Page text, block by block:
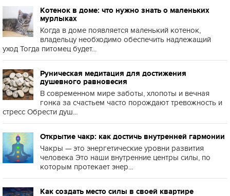
Котенок в доме: что нужно знать о маленьких
мурлыках
Когда в доме появляется маленький котенок,
владельцу необходимо обеспечить надлежащий
уход Тогда питомец будет...
Руническая медитация для достижения
душевного равновесия
В современном мире заботы, хлопоты и вечная
гонка за счастьем часто порождают тревожность и
стресс Обрести душ...
Открытие чакр: как достичь внутренней гармонии
Чакры — это энергетические уровни развития
человека Это наши внутренние центры силы, по
которым протекает энер...
Как создать место силы в своей квартире